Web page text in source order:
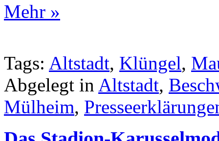
Mehr »
Tags: Altstadt, Klüngel,
Abgelegt in Altstadt,
Mülheim,